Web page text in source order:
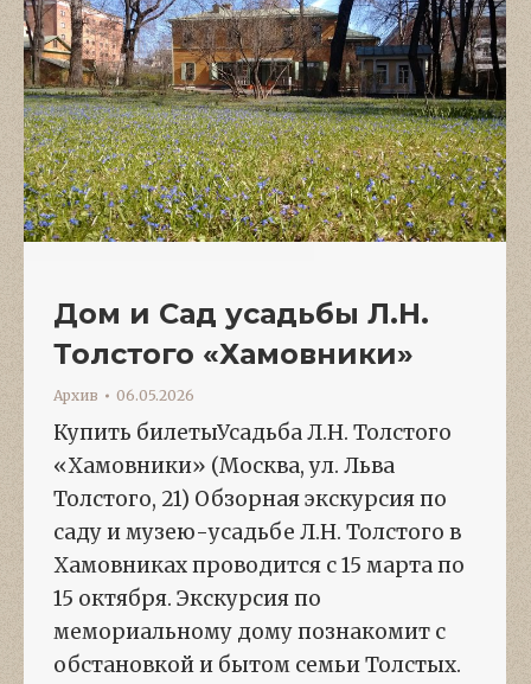
Дом и Сад усадьбы Л.Н.
Толстого «Хамовники»
Архив 06.05.2026
Купить билетыУсадьба Л.Н. Толстого
«Хамовники» (Москва, ул. Льва
Толстого, 21) Обзорная экскурсия по
саду и музею-усадьбе Л.Н. Толстого в
Хамовниках проводится с 15 марта по
15 октября. Экскурсия по
мемориальному дому познакомит с
обстановкой и бытом семьи Толстых.